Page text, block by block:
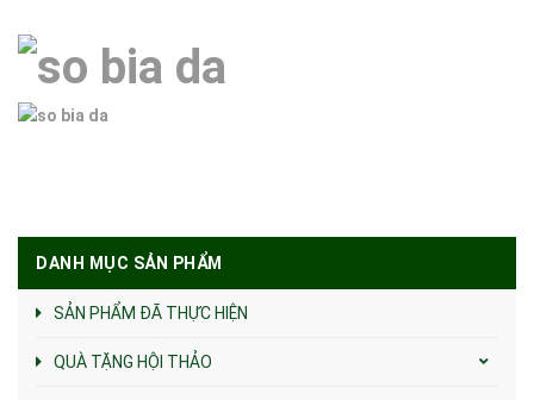
DANH MỤC SẢN PHẨM
SẢN PHẨM ĐÃ THỰC HIỆN
QUÀ TẶNG HỘI THẢO